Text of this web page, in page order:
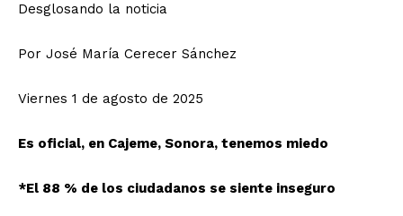
Desglosando la noticia
Por José María Cerecer Sánchez
Viernes 1 de agosto de 2025
Es oficial, en Cajeme, Sonora, tenemos miedo
*El 88 % de los ciudadanos se siente inseguro